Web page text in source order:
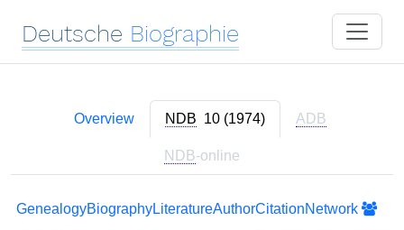
Deutsche Biographie
Overview NDB 10 (1974) ADB
NDB-online
GenealogyBiographyLiteratureAuthorCitationNetwork